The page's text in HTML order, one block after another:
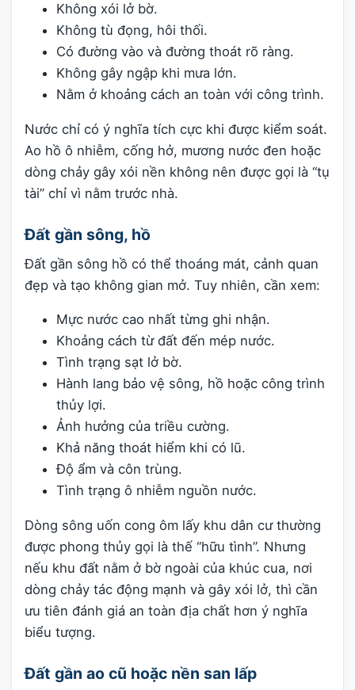
Không xói lở bờ.
Không tù đọng, hôi thối.
Có đường vào và đường thoát rõ ràng.
Không gây ngập khi mưa lớn.
Nằm ở khoảng cách an toàn với công trình.
Nước chỉ có ý nghĩa tích cực khi được kiểm soát.
Ao hồ ô nhiễm, cống hở, mương nước đen hoặc
dòng chảy gây xói nền không nên được gọi là “tụ
tài” chỉ vì nằm trước nhà.
Đất gần sông, hồ
Đất gần sông hồ có thể thoáng mát, cảnh quan
đẹp và tạo không gian mở. Tuy nhiên, cần xem:
Mực nước cao nhất từng ghi nhận.
Khoảng cách từ đất đến mép nước.
Tình trạng sạt lở bờ.
Hành lang bảo vệ sông, hồ hoặc công trình
thủy lợi.
Ảnh hưởng của triều cường.
Khả năng thoát hiểm khi có lũ.
Độ ẩm và côn trùng.
Tình trạng ô nhiễm nguồn nước.
Dòng sông uốn cong ôm lấy khu dân cư thường
được phong thủy gọi là thế “hữu tình”. Nhưng
nếu khu đất nằm ở bờ ngoài của khúc cua, nơi
dòng chảy tác động mạnh và gây xói lở, thì cần
ưu tiên đánh giá an toàn địa chất hơn ý nghĩa
biểu tượng.
Đất gần ao cũ hoặc nền san lấp